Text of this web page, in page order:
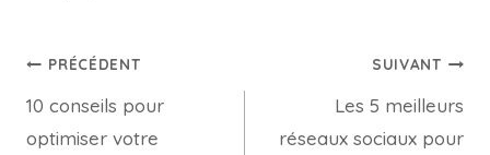
PRÉCÉDENT
10 conseils pour
optimiser votre
SUIVANT
Les 5 meilleurs
réseaux sociaux pour